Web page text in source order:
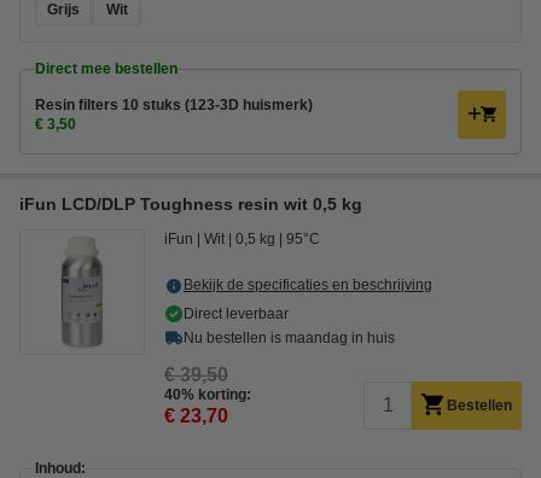
Grijs Wit
Direct mee bestellen
Resin filters 10 stuks (123-3D huismerk)
€ 3,50
iFun LCD/DLP Toughness resin wit 0,5 kg
iFun Wit 0,5 kg 95°C
Bekijk de specificaties en beschrijving
Direct leverbaar
Nu bestellen is maandag in huis
€ 39,50
40% korting:
€ 23,70 Bestellen
Inhoud: